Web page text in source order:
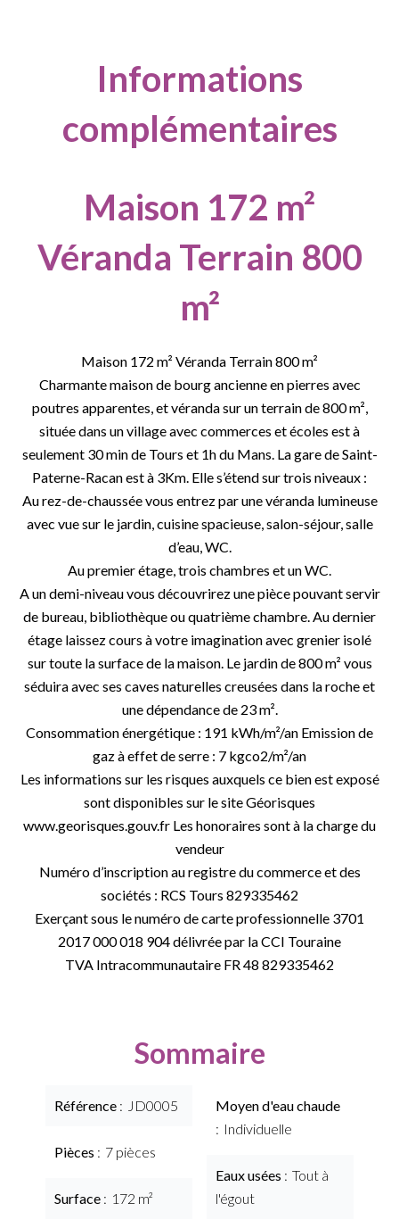
Informations
complémentaires
Maison 172 m²
Véranda Terrain 800
m²
Maison 172 m² Véranda Terrain 800 m²
Charmante maison de bourg ancienne en pierres avec
poutres apparentes, et véranda sur un terrain de 800 m²,
située dans un village avec commerces et écoles est à
seulement 30 min de Tours et 1h du Mans. La gare de Saint-
Paterne-Racan est à 3Km. Elle s’étend sur trois niveaux :
Au rez-de-chaussée vous entrez par une véranda lumineuse
avec vue sur le jardin, cuisine spacieuse, salon-séjour, salle
d’eau, WC.
Au premier étage, trois chambres et un WC.
A un demi-niveau vous découvrirez une pièce pouvant servir
de bureau, bibliothèque ou quatrième chambre. Au dernier
étage laissez cours à votre imagination avec grenier isolé
sur toute la surface de la maison. Le jardin de 800 m² vous
séduira avec ses caves naturelles creusées dans la roche et
une dépendance de 23 m².
Consommation énergétique : 191 kWh/m²/an Emission de
gaz à effet de serre : 7 kgco2/m²/an
Les informations sur les risques auxquels ce bien est exposé
sont disponibles sur le site Géorisques
www.georisques.gouv.fr Les honoraires sont à la charge du
vendeur
Numéro d’inscription au registre du commerce et des
sociétés : RCS Tours 829335462
Exerçant sous le numéro de carte professionnelle 3701
2017 000 018 904 délivrée par la CCI Touraine
TVA Intracommunautaire FR 48 829335462
Sommaire
Référence JD0005
Pièces 7 pièces
Surface 172 m²
Moyen d'eau chaude
Individuelle
Eaux usées
Tout à
l'égout